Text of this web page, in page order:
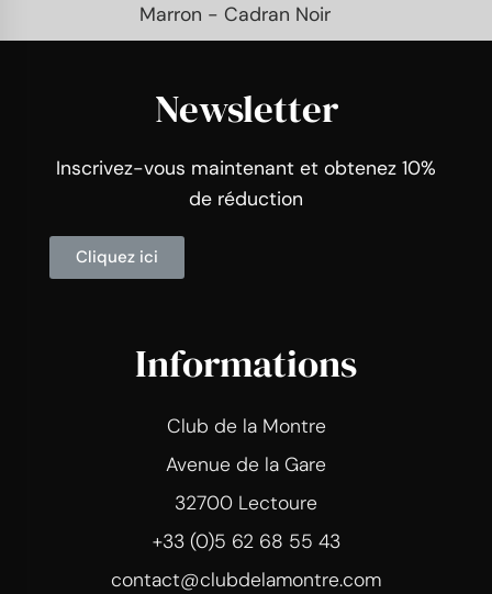
Marron - Cadran Noir
Newsletter
Inscrivez-vous maintenant et obtenez 10%
de réduction
Cliquez ici
Informations
Club de la Montre
Avenue de la Gare
32700 Lectoure
+33 (0)5 62 68 55 43
contact@clubdelamontre.com